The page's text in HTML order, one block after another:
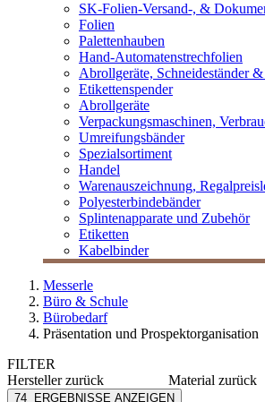
SK-Folien-Versand-, &
Folien
Palettenhauben
Hand-Automatenstrechfolien
Abrollgeräte, Schneideständer
Etikettenspender
Abrollgeräte
Verpackungsmaschinen,
Umreifungsbänder
Spezialsortiment
Handel
Warenauszeichnung,
Polyesterbindebänder
Splintenapparate und Zubehör
Etiketten
Kabelbinder
Messerle
Büro & Schule
Bürobedarf
Präsentation und Prospektorganisation
FILTER
Herstellerzurück
Decor-Service
Material zurück
74 ERGEBNISSE ANZEIGEN